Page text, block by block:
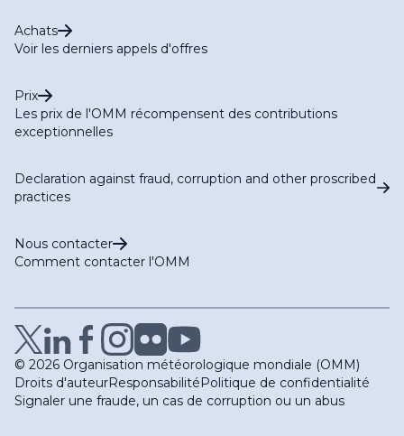
Achats
Voir les derniers appels d'offres
Prix
Les prix de l'OMM récompensent des contributions
exceptionnelles
Declaration against fraud, corruption and other proscribed
practices
Nous contacter
Comment contacter l'OMM
© 2026 Organisation météorologique mondiale (OMM)
Droits d'auteurResponsabilitéPolitique de confidentialité
Signaler une fraude, un cas de corruption ou un abus